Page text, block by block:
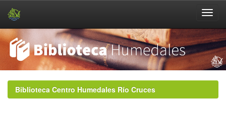
navigationBiblioteca Centro Humedales Río Cruces